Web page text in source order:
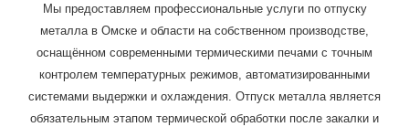
Мы предоставляем профессиональные услуги по отпуску
металла в Омске и области на собственном производстве,
оснащённом современными термическими печами с точным
контролем температурных режимов, автоматизированными
системами выдержки и охлаждения. Отпуск металла является
обязательным этапом термической обработки после закалки и